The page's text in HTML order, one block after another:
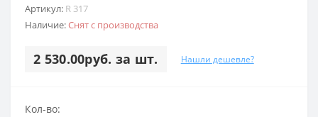
Артикул: R 317
Наличие:Снят с производства
2 530.00руб. за шт. Нашли дешевле?
Кол-во: